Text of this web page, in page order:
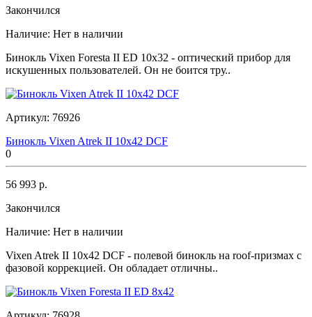
Закончился
Наличие: Нет в наличии
Бинокль Vixen Foresta II ED 10x32 - оптический прибор для
искушенных пользователей. Он не боится тру..
Артикул: 76926
Бинокль Vixen Atrek II 10x42 DCF
0
56 993 р.
Закончился
Наличие: Нет в наличии
Vixen Atrek II 10x42 DCF - полевой бинокль на roof-призмах с
фазовой коррекцией. Он обладает отличны..